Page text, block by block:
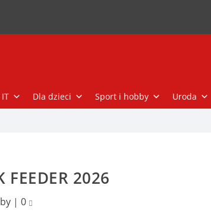
Dla dzieci Sport i hobby Uroda
FEEDER 2026
|0